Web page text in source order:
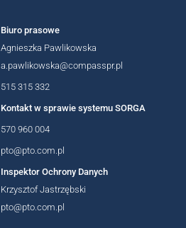
Biuro prasowe
Agnieszka Pawlikowska
a.pawlikowska@compasspr.pl
515 315 332
Kontakt w sprawie systemu SORGA
570 960 004
pto@pto.com.pl
Inspektor Ochrony Danych
Krzysztof Jastrzębski
pto@pto.com.pl